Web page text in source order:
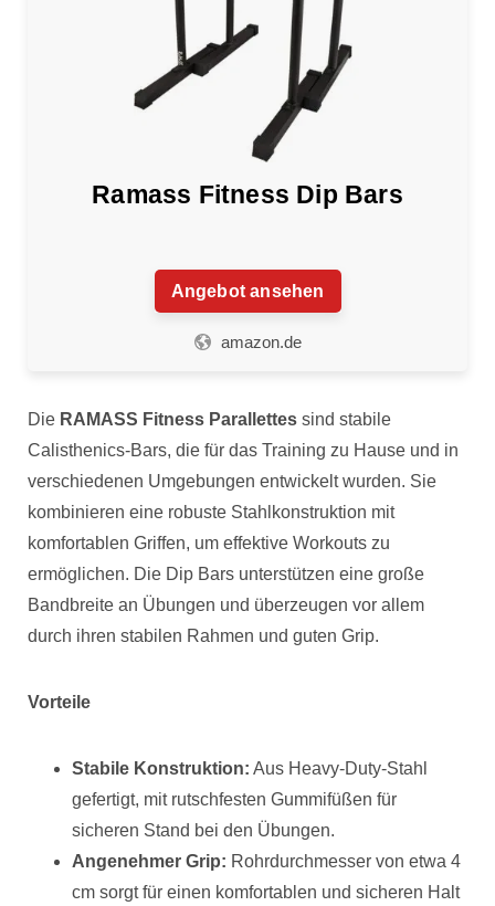
Ramass Fitness Dip Bars
Angebot ansehen
amazon.de
Die RAMASS Fitness Parallettes sind stabile
Calisthenics-Bars, die für das Training zu Hause und in
verschiedenen Umgebungen entwickelt wurden. Sie
kombinieren eine robuste Stahlkonstruktion mit
komfortablen Griffen, um effektive Workouts zu
ermöglichen. Die Dip Bars unterstützen eine große
Bandbreite an Übungen und überzeugen vor allem
durch ihren stabilen Rahmen und guten Grip.
Vorteile
Stabile Konstruktion: Aus Heavy-Duty-Stahl
gefertigt, mit rutschfesten Gummifüßen für
sicheren Stand bei den Übungen.
Angenehmer Grip: Rohrdurchmesser von etwa 4
cm sorgt für einen komfortablen und sicheren Halt